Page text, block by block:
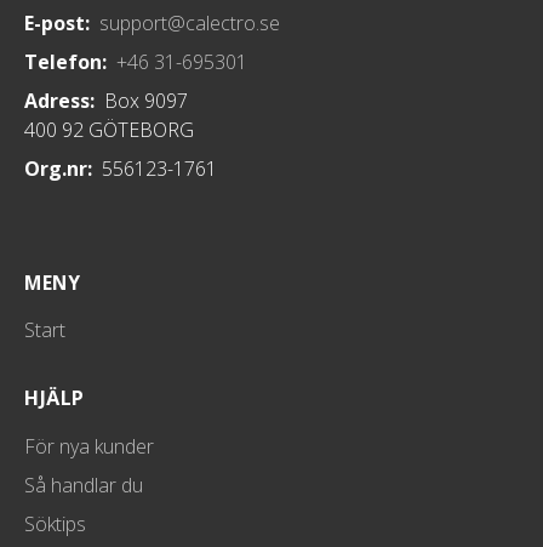
E-post: support@calectro.se
Telefon: +46 31-695301
Adress: Box 9097
400 92 GÖTEBORG
Org.nr: 556123-1761
MENY
Start
HJÄLP
För nya kunder
Så handlar du
Söktips